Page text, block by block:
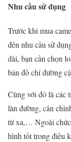
Nhu cầu sử dụng
Trước khi mua
đến nhu cầu sử
dài, bạn cần chọn
bản đồ chỉ đường
Cùng với đó là các
làn đường, cân
từ xa,… Ngoài chức
hình tốt trong điều